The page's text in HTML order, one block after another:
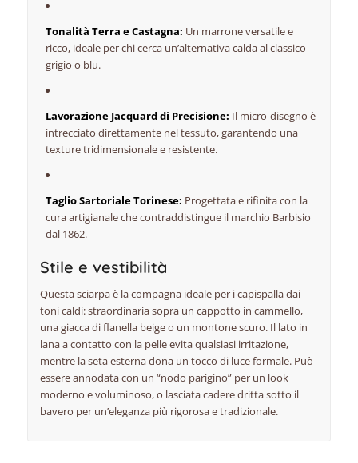
Tonalità Terra e Castagna: Un marrone versatile e
ricco, ideale per chi cerca un’alternativa calda al classico
grigio o blu.
Lavorazione Jacquard di Precisione: Il micro-disegno è
intrecciato direttamente nel tessuto, garantendo una
texture tridimensionale e resistente.
Taglio Sartoriale Torinese: Progettata e rifinita con la
cura artigianale che contraddistingue il marchio Barbisio
dal 1862.
Stile e vestibilità
Questa sciarpa è la compagna ideale per i capispalla dai
toni caldi: straordinaria sopra un cappotto in cammello,
una giacca di flanella beige o un montone scuro. Il lato in
lana a contatto con la pelle evita qualsiasi irritazione,
mentre la seta esterna dona un tocco di luce formale. Può
essere annodata con un “nodo parigino” per un look
moderno e voluminoso, o lasciata cadere dritta sotto il
bavero per un’eleganza più rigorosa e tradizionale.